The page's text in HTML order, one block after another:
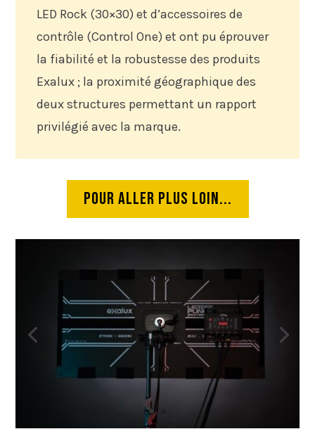
LED Rock (30×30) et d’accessoires de
contrôle (Control One) et ont pu éprouver
la fiabilité et la robustesse des produits
Exalux ; la proximité géographique des
deux structures permettant un rapport
privilégié avec la marque.
Pour aller plus loin...